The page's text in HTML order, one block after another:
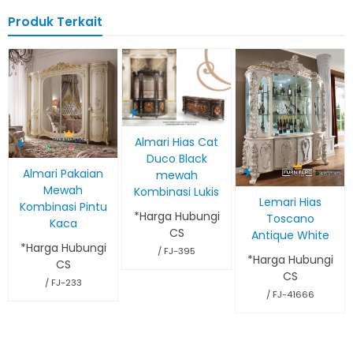
Produk Terkait
Almari Pakaian
Mewah
Kombinasi Pintu
Kaca
*Harga Hubungi
CS
/ FJ-233
Almari Hias Cat
Duco Black
mewah
Kombinasi Lukis
*Harga Hubungi
CS
/ FJ-395
Lemari Hias
Toscano
Antique White
*Harga Hubungi
CS
/ FJ-41666